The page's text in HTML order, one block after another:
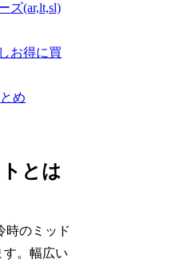
ズ(ar,lt,sl)
お得に買
め
とは
時のミッド
す。幅広い